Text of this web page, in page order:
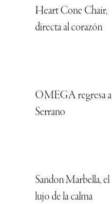
Heart Cone Chair,
directa al corazón
OMEGA regresa a
Serrano
Sandon Marbella, el
lujo de la calma